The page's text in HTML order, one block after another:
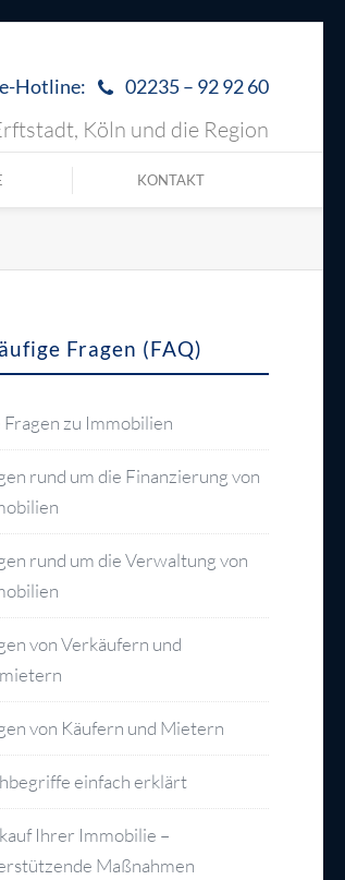
Hotline: 02235 – 92 92 60
Köln und die Region
KONTAKT
Fragen (FAQ)
Fragen zu Immobilien
rund um die Finanzierung von
rund um die Verwaltung von
von Verkäufern und
von Käufern und Mietern
einfach erklärt
Ihrer Immobilie –
Maßnahmen